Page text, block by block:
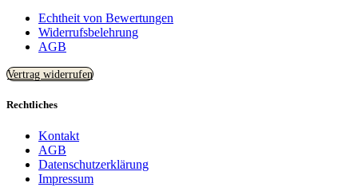
Echtheit von Bewertungen
Widerrufsbelehrung
AGB
Vertrag widerrufen
Rechtliches
Kontakt
AGB
Datenschutzerklärung
Impressum